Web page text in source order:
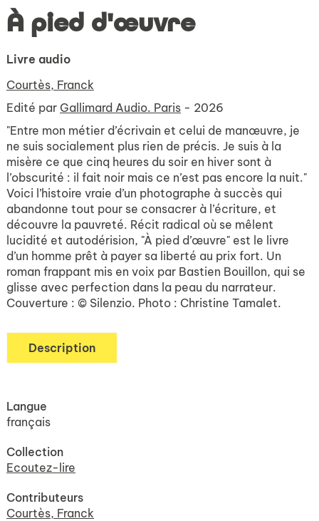
À pied d'œuvre
Livre audio
Courtès, Franck
Edité par Gallimard Audio. Paris - 2026
"Entre mon métier d’écrivain et celui de manœuvre, je
ne suis socialement plus rien de précis. Je suis à la
misère ce que cinq heures du soir en hiver sont à
l’obscurité : il fait noir mais ce n’est pas encore la nuit."
Voici l’histoire vraie d’un photographe à succès qui
abandonne tout pour se consacrer à l’écriture, et
découvre la pauvreté. Récit radical où se mêlent
lucidité et autodérision, "À pied d’œuvre" est le livre
d’un homme prêt à payer sa liberté au prix fort. Un
roman frappant mis en voix par Bastien Bouillon, qui se
glisse avec perfection dans la peau du narrateur.
Couverture : © Silenzio. Photo : Christine Tamalet.
Description
Langue
français
Collection
Ecoutez-lire
Contributeurs
Courtès, Franck